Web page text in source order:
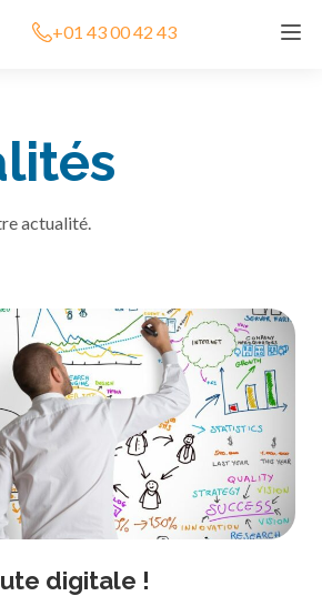
+01 43 00 42 43
actualité.
digitale !